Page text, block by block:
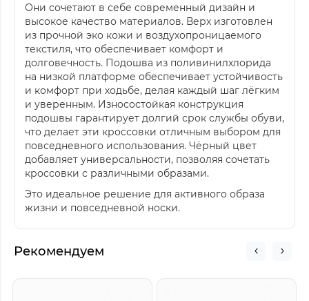
Они сочетают в себе современный дизайн и
высокое качество материалов. Верх изготовлен
из прочной эко кожи и воздухопроницаемого
текстиля, что обеспечивает комфорт и
долговечность. Подошва из поливинилхлорида
на низкой платформе обеспечивает устойчивость
и комфорт при ходьбе, делая каждый шаг лёгким
и уверенным. Износостойкая конструкция
подошвы гарантирует долгий срок службы обуви,
что делает эти кроссовки отличным выбором для
повседневного использования. Чёрный цвет
добавляет универсальности, позволяя сочетать
кроссовки с различными образами.
Это идеальное решение для активного образа
жизни и повседневной носки.
Рекомендуем